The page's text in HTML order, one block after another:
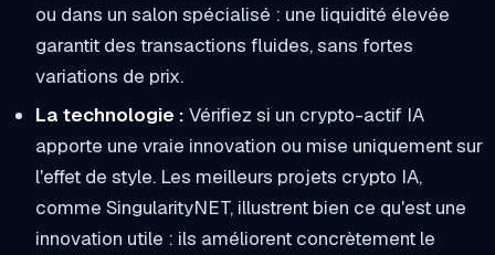
ou dans un salon spécialisé : une liquidité élevée
garantit des transactions fluides, sans fortes
variations de prix.
La technologie : Vérifiez si un crypto-actif IA
apporte une vraie innovation ou mise uniquement sur
l'effet de style. Les meilleurs projets crypto IA,
comme SingularityNET, illustrent bien ce qu'est une
innovation utile : ils améliorent concrètement le